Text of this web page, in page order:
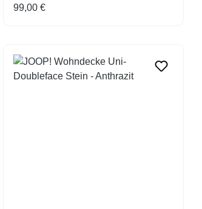
Regulärer Preis:
99,00 €